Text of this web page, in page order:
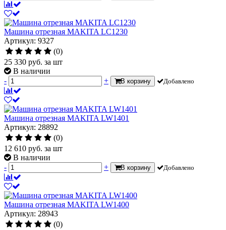
Машина отрезная MAKITA LC1230
Артикул: 9327
(0)
25 330 руб. за шт
В наличии
-
+ В корзину Добавлено
Машина отрезная MAKITA LW1401
Артикул: 28892
(0)
12 610 руб. за шт
В наличии
-
+ В корзину Добавлено
Машина отрезная MAKITA LW1400
Артикул: 28943
(0)